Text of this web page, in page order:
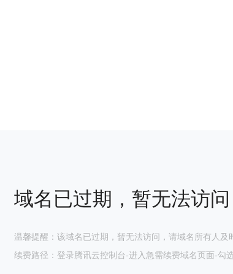
域名已过期，暂无法访问
温馨提醒：该域名已过期，暂无法访问，请域名所有人
续费路径：登录腾讯云控制台-进入急需续费域名页面-勾